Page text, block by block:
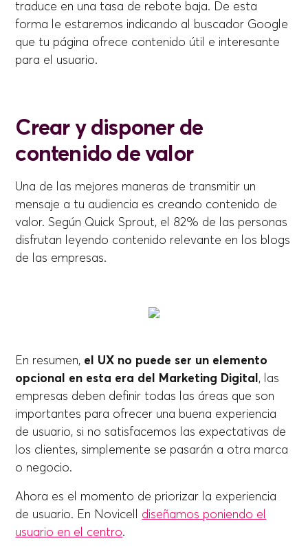
traduce en una tasa de rebote baja. De esta
forma le estaremos indicando al buscador Google
que tu página ofrece contenido útil e interesante
para el usuario.
Crear y disponer de
contenido de valor
Una de las mejores maneras de transmitir un
mensaje a tu audiencia es creando contenido de
valor. Según Quick Sprout, el 82% de las personas
disfrutan leyendo contenido relevante en los blogs
de las empresas.
En resumen, el UX no puede ser un elemento
opcional en esta era del Marketing Digital, las
empresas deben definir todas las áreas que son
importantes para ofrecer una buena experiencia
de usuario, si no satisfacemos las expectativas de
los clientes, simplemente se pasarán a otra marca
o negocio.
Ahora es el momento de priorizar la experiencia
de usuario. En Novicell diseñamos poniendo el
usuario en el centro.